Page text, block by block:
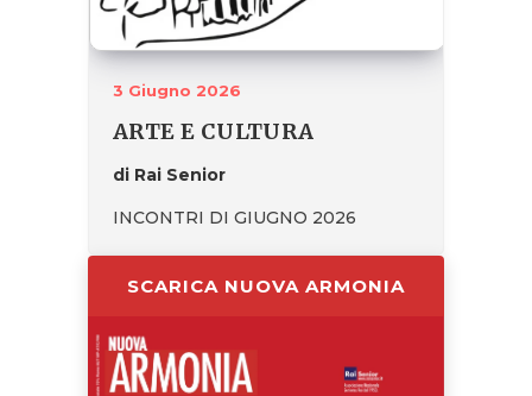
3 Giugno 2026
ARTE E CULTURA
di Rai Senior
INCONTRI DI GIUGNO 2026
SCARICA NUOVA ARMONIA